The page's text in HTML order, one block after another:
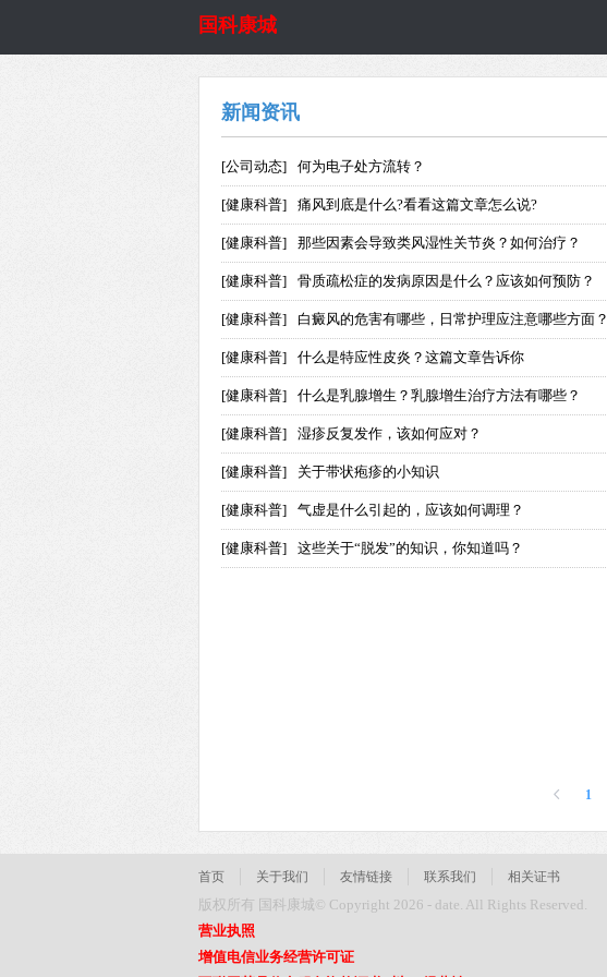
国科康城
新闻资讯
[公司动态] 何为电子处方流转？
[健康科普] 痛风到底是什么?看看这篇文章怎么说?
[健康科普] 那些因素会导致类风湿性关节炎？如何治疗？
[健康科普] 骨质疏松症的发病原因是什么？应该如何预防？
[健康科普] 白癜风的危害有哪些，日常护理应注意哪些方面？
[健康科普] 什么是特应性皮炎？这篇文章告诉你
[健康科普] 什么是乳腺增生？乳腺增生治疗方法有哪些？
[健康科普] 湿疹反复发作，该如何应对？
[健康科普] 关于带状疱疹的小知识
[健康科普] 气虚是什么引起的，应该如何调理？
[健康科普] 这些关于“脱发”的知识，你知道吗？
1
首页 关于我们 友情链接 联系我们 相关证书
版权所有 国科康城© Copyright 2026 - date. All Rights Reserved.
营业执照
增值电信业务经营许可证